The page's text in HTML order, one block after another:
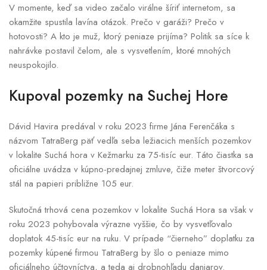
V momente, keď sa video začalo virálne šíriť internetom, sa
okamžite spustila lavína otázok. Prečo v garáži? Prečo v
hotovosti? A kto je muž, ktorý peniaze prijíma? Politik sa síce k
nahrávke postavil čelom, ale s vysvetlením, ktoré mnohých
neuspokojilo.
Kupoval pozemky na Suchej Hore
Dávid Havira predával v roku 2023 firme Jána Ferenčáka s
názvom TatraBerg päť vedľa seba ležiacich menších pozemkov
v lokalite Suchá hora v Kežmarku za 75-tisíc eur. Táto čiastka sa
oficiálne uvádza v kúpno-predajnej zmluve, čiže meter štvorcový
stál na papieri približne 105 eur.
Skutočná trhová cena pozemkov v lokalite Suchá Hora sa však v
roku 2023 pohybovala výrazne vyššie, čo by vysvetľovalo
doplatok 45-tisíc eur na ruku. V prípade “čierneho” doplatku za
pozemky kúpené firmou TatraBerg by šlo o peniaze mimo
oficiálneho účtovníctva, a teda aj drobnohľadu daniarov.